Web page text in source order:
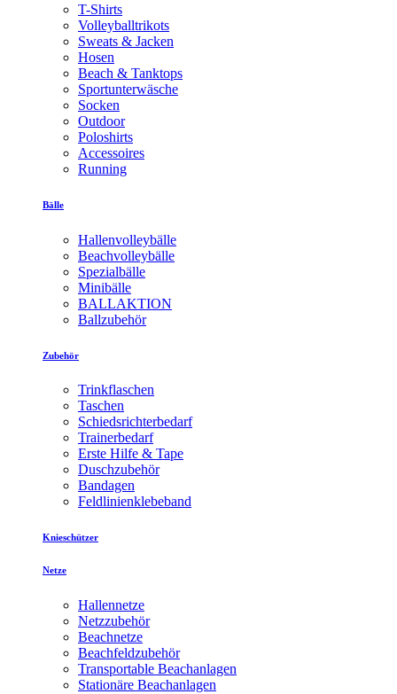
T-Shirts
Volleyballtrikots
Sweats & Jacken
Hosen
Beach & Tanktops
Sportunterwäsche
Socken
Outdoor
Poloshirts
Accessoires
Running
Bälle
Hallenvolleybälle
Beachvolleybälle
Spezialbälle
Minibälle
BALLAKTION
Ballzubehör
Zubehör
Trinkflaschen
Taschen
Schiedsrichterbedarf
Trainerbedarf
Erste Hilfe & Tape
Duschzubehör
Bandagen
Feldlinienklebeband
Knieschützer
Netze
Hallennetze
Netzzubehör
Beachnetze
Beachfeldzubehör
Transportable Beachanlagen
Stationäre Beachanlagen